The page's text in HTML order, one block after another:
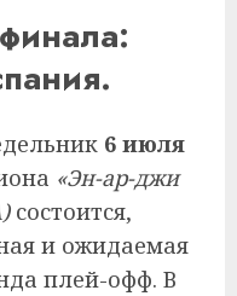
6 июля
«Эн-ар-джи
состоится,
и ожидаемая
плей-офф. В